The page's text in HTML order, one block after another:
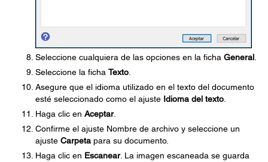
Seleccione cualquiera de las opciones en la ficha General
Seleccione la ficha Texto
Asegure que el idioma utilizado en el texto del documento
esté seleccionado como el ajuste Idioma del texto
Haga clic en Aceptar.
Confirme el ajuste Nombre de archivo y seleccione un
ajuste Carpeta para su documento.
Haga clic en Escanear. La imagen escaneada se guarda